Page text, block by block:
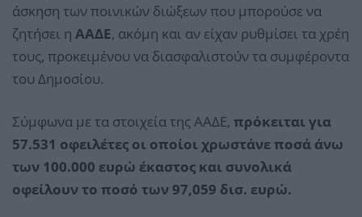
άσκηση των ποινικών διώξεων που μπορούσε να
ζητήσει η ΑΑΔΕ, ακόμη και αν είχαν ρυθμίσει τα χρέη
τους, προκειμένου να διασφαλιστούν τα συμφέροντα
του Δημοσίου.
Σύμφωνα με τα στοιχεία της ΑΑΔΕ, πρόκειται για
57.531 οφειλέτες οι οποίοι χρωστάνε ποσά άνω
των 100.000 ευρώ έκαστος και συνολικά
οφείλουν το ποσό των 97,059 δισ. ευρώ.